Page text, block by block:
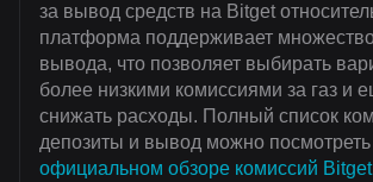
за вывод средств на Bitget
платформа поддерживает
вывода, что позволяет выбирать
более низкими комиссиями за газ и
снижать расходы. Полный список
депозиты и вывод можно посмотреть
официальном обзоре комиссий Bitget